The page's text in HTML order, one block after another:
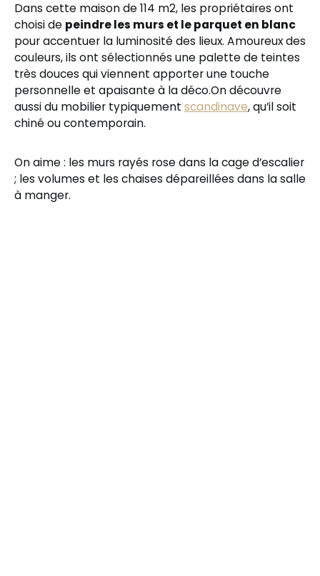
Dans cette maison de 114 m2, les propriétaires ont
choisi de peindre les murs et le parquet en blanc
pour accentuer la luminosité des lieux. Amoureux des
couleurs, ils ont sélectionnés une palette de teintes
très douces qui viennent apporter une touche
personnelle et apaisante à la déco.On découvre
aussi du mobilier typiquement scandinave, qu’il soit
chiné ou contemporain.
On aime : les murs rayés rose dans la cage d’escalier
; les volumes et les chaises dépareillées dans la salle
à manger.